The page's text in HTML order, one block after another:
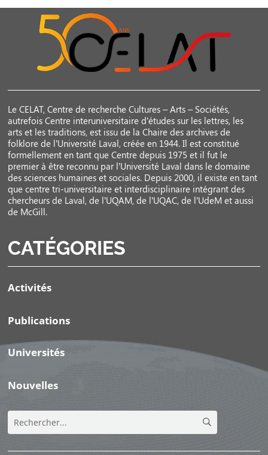
Le CELAT, Centre de recherche Cultures – Arts – Sociétés,
autrefois Centre interuniversitaire d’études sur les lettres, les
arts et les traditions, est issu de la Chaire des archives de
folklore de l’Université Laval, créée en 1944. Il est constitué
formellement en tant que Centre depuis 1975 et il fut le
premier à être reconnu par l’Université Laval dans le domaine
des sciences humaines et sociales. Depuis 2000, il existe en tant
que centre tri-universitaire et interdisciplinaire intégrant des
chercheurs de Laval, de l’UQAM, de l’UQAC, de l’UdeM et aussi
de McGill.
CATÉGORIES
Activités
Publications
Universités
Nouvelles